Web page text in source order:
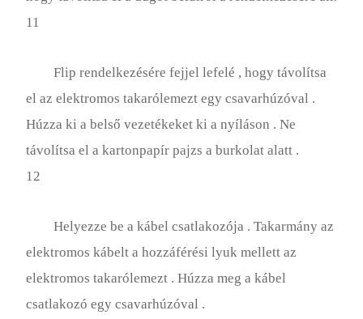
11
Flip rendelkezésére fejjel lefelé , hogy távolítsa
el az elektromos takarólemezt egy csavarhúzóval .
Húzza ki a belső vezetékeket ki a nyíláson . Ne
távolítsa el a kartonpapír pajzs a burkolat alatt .
12
Helyezze be a kábel csatlakozója . Takarmány az
elektromos kábelt a hozzáférési lyuk mellett az
elektromos takarólemezt . Húzza meg a kábel
csatlakozó egy csavarhúzóval .